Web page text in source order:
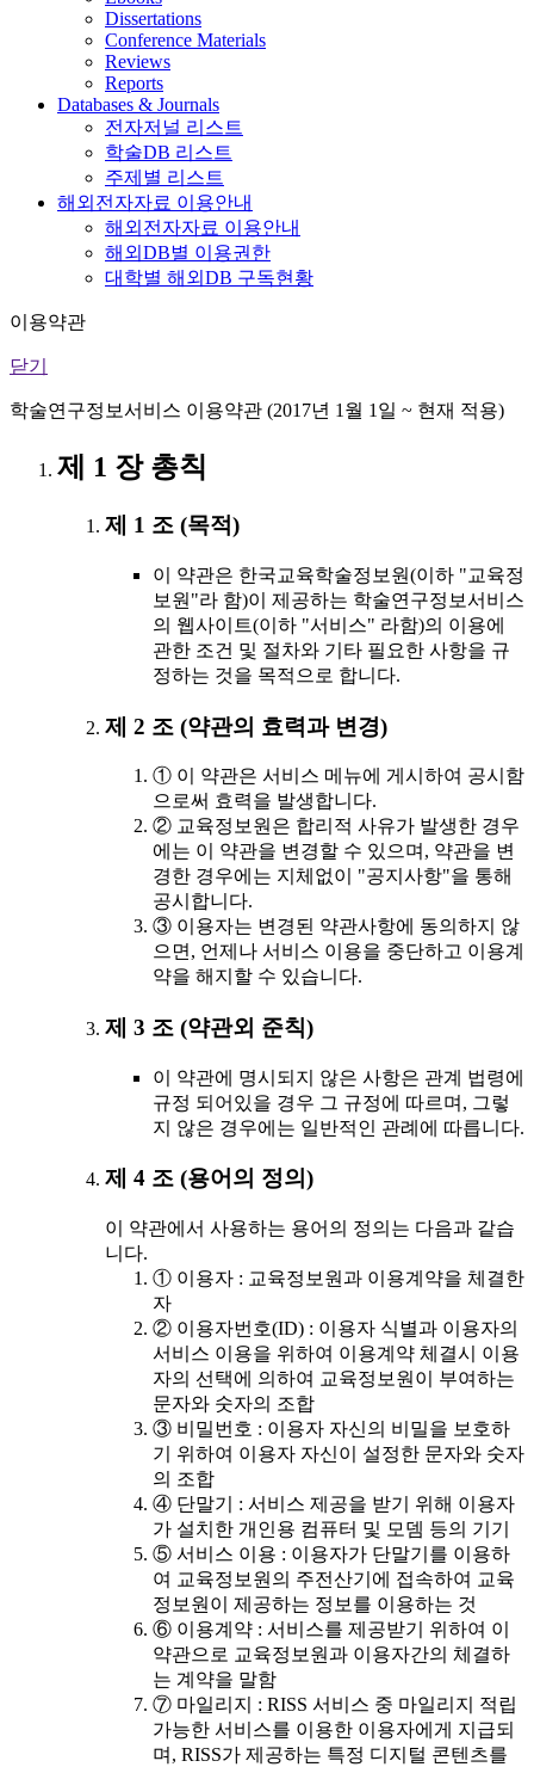
Dissertations
Conference Materials
Reviews
Reports
Databases & Journals
전자저널 리스트
학술DB 리스트
주제별 리스트
해외전자자료 이용안내
해외전자자료 이용안내
해외DB별 이용권한
대학별 해외DB 구독현황
이용약관
닫기
학술연구정보서비스 이용약관 (2017년 1월 1일 ~ 현재 적용)
제 1 장 총칙
제 1 조 (목적)
이 약관은 한국교육학술정보원(이하 "교육정
보원"라 함)이 제공하는 학술연구정보서비스
의 웹사이트(이하 "서비스" 라함)의 이용에
관한 조건 및 절차와 기타 필요한 사항을 규
정하는 것을 목적으로 합니다.
제 2 조 (약관의 효력과 변경)
① 이 약관은 서비스 메뉴에 게시하여 공시함
으로써 효력을 발생합니다.
② 교육정보원은 합리적 사유가 발생한 경우
에는 이 약관을 변경할 수 있으며, 약관을 변
경한 경우에는 지체없이 "공지사항"을 통해
공시합니다.
③ 이용자는 변경된 약관사항에 동의하지 않
으면, 언제나 서비스 이용을 중단하고 이용계
약을 해지할 수 있습니다.
제 3 조 (약관외 준칙)
이 약관에 명시되지 않은 사항은 관계 법령에
규정 되어있을 경우 그 규정에 따르며, 그렇
지 않은 경우에는 일반적인 관례에 따릅니다.
제 4 조 (용어의 정의)
이 약관에서 사용하는 용어의 정의는 다음과 같습
니다.
① 이용자 : 교육정보원과 이용계약을 체결한
자
② 이용자번호(ID) : 이용자 식별과 이용자의
서비스 이용을 위하여 이용계약 체결시 이용
자의 선택에 의하여 교육정보원이 부여하는
문자와 숫자의 조합
③ 비밀번호 : 이용자 자신의 비밀을 보호하
기 위하여 이용자 자신이 설정한 문자와 숫자
의 조합
④ 단말기 : 서비스 제공을 받기 위해 이용자
가 설치한 개인용 컴퓨터 및 모뎀 등의 기기
⑤ 서비스 이용 : 이용자가 단말기를 이용하
여 교육정보원의 주전산기에 접속하여 교육
정보원이 제공하는 정보를 이용하는 것
⑥ 이용계약 : 서비스를 제공받기 위하여 이
약관으로 교육정보원과 이용자간의 체결하
는 계약을 말함
⑦ 마일리지 : RISS 서비스 중 마일리지 적립
가능한 서비스를 이용한 이용자에게 지급되
며, RISS가 제공하는 특정 디지털 콘텐츠를